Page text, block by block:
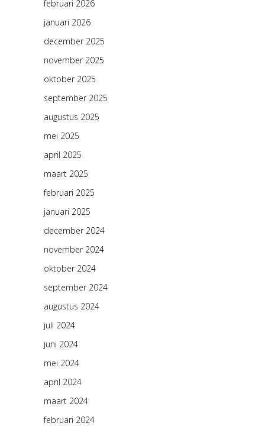
februari 2026
januari 2026
december 2025
november 2025
oktober 2025
september 2025
augustus 2025
mei 2025
april 2025
maart 2025
februari 2025
januari 2025
december 2024
november 2024
oktober 2024
september 2024
augustus 2024
juli 2024
juni 2024
mei 2024
april 2024
maart 2024
februari 2024